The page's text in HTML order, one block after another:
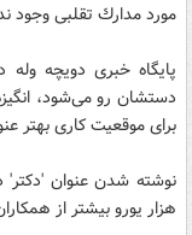
مورد مدارك تقلبی وجود
پایگاه خبری دویچه
دستشان رو می‌شود،
برای موقعیت كاری بهتر
هزار یورو بیشتر از